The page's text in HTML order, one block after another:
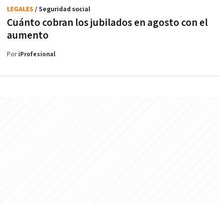
Cuánto cobran los jubilados en agosto con el
aumento
LEGALES / Seguridad social
PoriProfesional